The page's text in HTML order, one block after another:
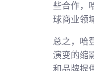
些合作，
球商业领
总之，哈
演变的缩